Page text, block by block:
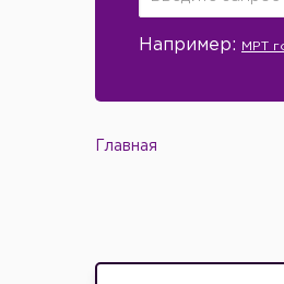
Например: МРТ
Главная